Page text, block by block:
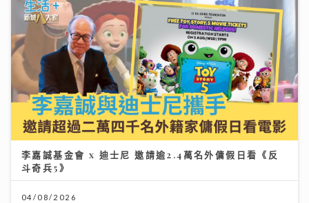
李嘉誠基金會 x 迪士尼 邀請逾2.4萬名外傭假日看《反
斗奇兵5》
04/08/2026